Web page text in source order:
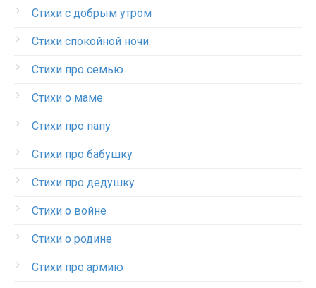
Стихи с добрым утром
Стихи спокойной ночи
Стихи про семью
Стихи о маме
Стихи про папу
Стихи про бабушку
Стихи про дедушку
Стихи о войне
Стихи о родине
Стихи про армию